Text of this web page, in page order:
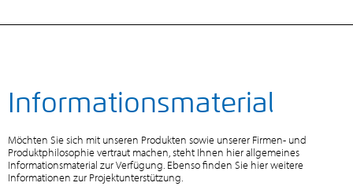
Informationsmaterial
Möchten Sie sich mit unseren Produkten sowie unserer Firmen- und
Produktphilosophie vertraut machen, steht Ihnen hier allgemeines
Informationsmaterial zur Verfügung. Ebenso finden Sie hier weitere
Informationen zur Projektunterstützung.